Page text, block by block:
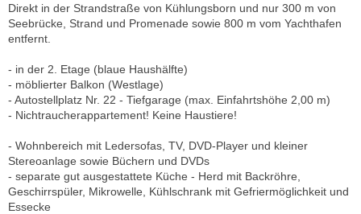
Direkt in der Strandstraße von Kühlungsborn und nur 300 m von
Seebrücke, Strand und Promenade sowie 800 m vom Yachthafen
entfernt.
- in der 2. Etage (blaue Haushälfte)
- möblierter Balkon (Westlage)
- Autostellplatz Nr. 22 - Tiefgarage (max. Einfahrtshöhe 2,00 m)
- Nichtraucherappartement! Keine Haustiere!
- Wohnbereich mit Ledersofas, TV, DVD-Player und kleiner
Stereoanlage sowie Büchern und DVDs
- separate gut ausgestattete Küche - Herd mit Backröhre,
Geschirrspüler, Mikrowelle, Kühlschrank mit Gefriermöglichkeit und
Essecke